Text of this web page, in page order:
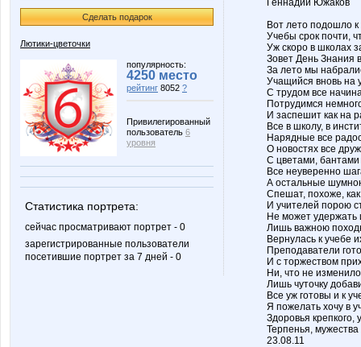
Сделать подарок
Лютики-цветочки
популярность:
4250 место
рейтинг 8052 ?
Привилегированный
пользователь 6
уровня
Статистика портрета:
сейчас просматривают портрет - 0
зарегистрированные пользователи
посетившие портрет за 7 дней - 0
Геннадий Южаков
Вот лето подошло к
Учебы срок почти,
Уж скоро в школах
Зовет День Знания
За лето мы
Учащийся вновь на
С трудом все
Потрудимся
И заспешит как на
Все в школу, в
Нарядные все
О новостях все
С цветами, бантами
Все неуверенно
А остальные
Спешат, похоже,
И учителей порою
Не может удержать
Лишь важною
Вернулась к учебе
Преподаватели
И с торжеством
Ни, что не
Лишь чуточку
Все уж готовы и к
Я пожелать хочу в
Здоровья крепкого,
Терпенья,
23.08.11